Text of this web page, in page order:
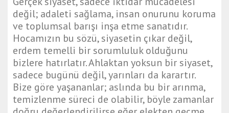
değil; adaleti sağlama, insan onurunu koruma
ve toplumsal barışı inşa etme sanatıdır.
Hocamızın bu sözü, siyasetin çıkar değil,
erdem temelli bir sorumluluk olduğunu
bizlere hatırlatır. Ahlaktan yoksun bir siyaset,
sadece bugünü değil, yarınları da karartır.
Bize göre yaşananlar; aslında bu bir arınma,
temizlenme süreci de olabilir, böyle zamanlar